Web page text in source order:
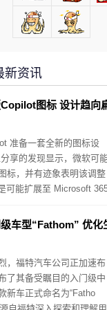
新资讯
图标 设计趋向
准备一套全新的图标设
享的发现显示，微软可
标，并有迹象表明该调整
可能扩展至 Microsoft
车型“Fathom” 优化
，福特汽车公司正加速布
了其备受瞩目的入门级中
新车正式命名为“Fatho